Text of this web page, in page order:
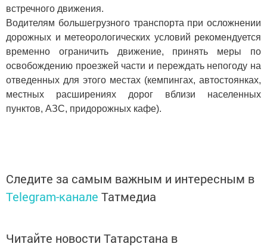
встречного движения.
Водителям большегрузного транспорта при осложнении
дорожных и метеорологических условий рекомендуется
временно ограничить движение, принять меры по
освобождению проезжей части и переждать непогоду на
отведенных для этого местах (кемпингах, автостоянках,
местных расширениях дорог вблизи населенных
пунктов, АЗС, придорожных кафе).
Следите за самым важным и интересным в
Telegram-канале Татмедиа
Читайте новости Татарстана в